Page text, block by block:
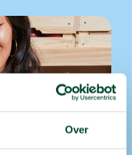
Over